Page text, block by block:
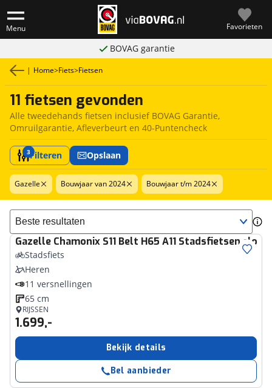
Menu Favorieten
BOVAG garantie
| Home>Fiets>Fietsen
11 fietsen gevonden
Alle tweedehands fietsen inclusief BOVAG Garantie,
Omruilgarantie, Afleverbeurt en 40-Puntencheck
3Filteren Opslaan
Gazelle Bouwjaar van 2024 Bouwjaar t/m 2024
Sorteer resultaten
Gazelle Chamonix S11 Belt H65 A11 Stadsfietsen
Stadsfiets
Heren
11 versnellingen
65 cm
RIJSSEN
1.699,-
Bekijk details
Bel aanbieder